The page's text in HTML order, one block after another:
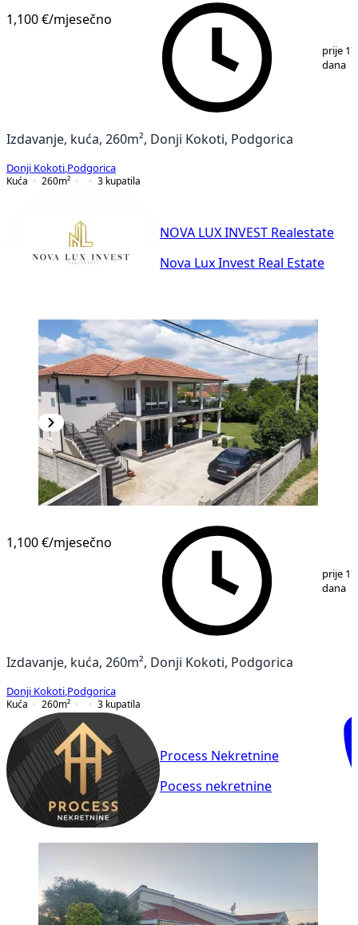
1,100 €/mjesečno
prije 17
dana
Izdavanje, kuća, 260m², Donji Kokoti, Podgorica
Donji Kokoti Podgorica
Kuća
260m² 3 kupatila
NOVA LUX INVEST Realestate
Nova Lux Invest Real Estate
1,100 €/mjesečno
prije 17
dana
Izdavanje, kuća, 260m², Donji Kokoti, Podgorica
Donji Kokoti Podgorica
Kuća
260m² 3 kupatila
Process Nekretnine
Pocess nekretnine